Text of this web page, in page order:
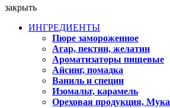
закрыть
ИНГРЕДИЕНТЫ
Пюре замороженное
Агар, пектин, желатин
Ароматизаторы пищевые
Айсинг, помадка
Ваниль и специи
Изомальт, карамель
Ореховая продукция, Мука